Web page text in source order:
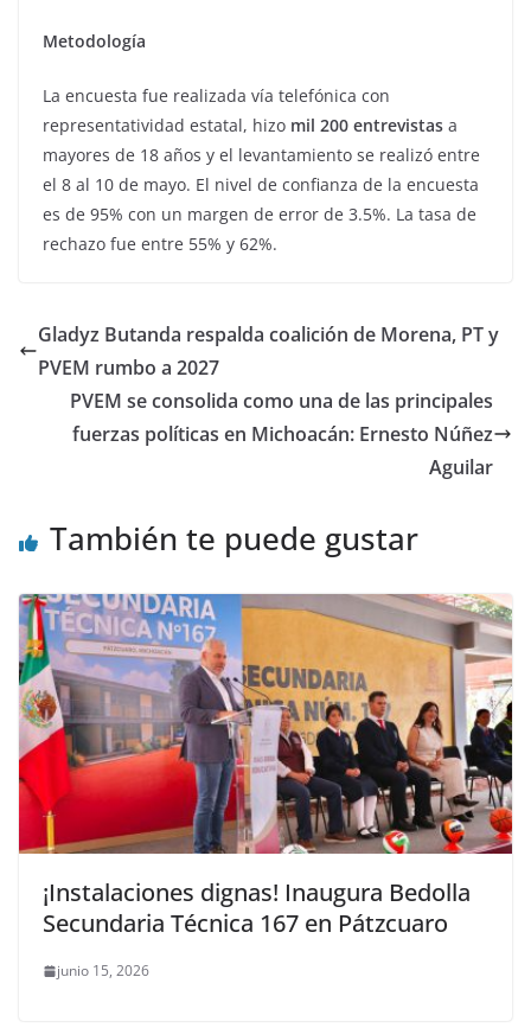
Metodología
La encuesta fue realizada vía telefónica con
representatividad estatal, hizo mil 200 entrevistas a
mayores de 18 años y el levantamiento se realizó entre
el 8 al 10 de mayo. El nivel de confianza de la encuesta
es de 95% con un margen de error de 3.5%. La tasa de
rechazo fue entre 55% y 62%.
Gladyz Butanda respalda coalición de Morena, PT y
PVEM rumbo a 2027
PVEM se consolida como una de las principales
fuerzas políticas en Michoacán: Ernesto Núñez
Aguilar
También te puede gustar
¡Instalaciones dignas! Inaugura Bedolla
Secundaria Técnica 167 en Pátzcuaro
junio 15, 2026